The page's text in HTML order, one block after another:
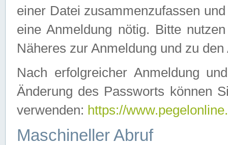
einer Datei zusammenzufassen
eine Anmeldung nötig. Bitte
Näheres zur Anmeldung und zu
Nach erfolgreicher Anmeldung
Änderung des Passworts können
verwenden: https://
Maschineller Abruf